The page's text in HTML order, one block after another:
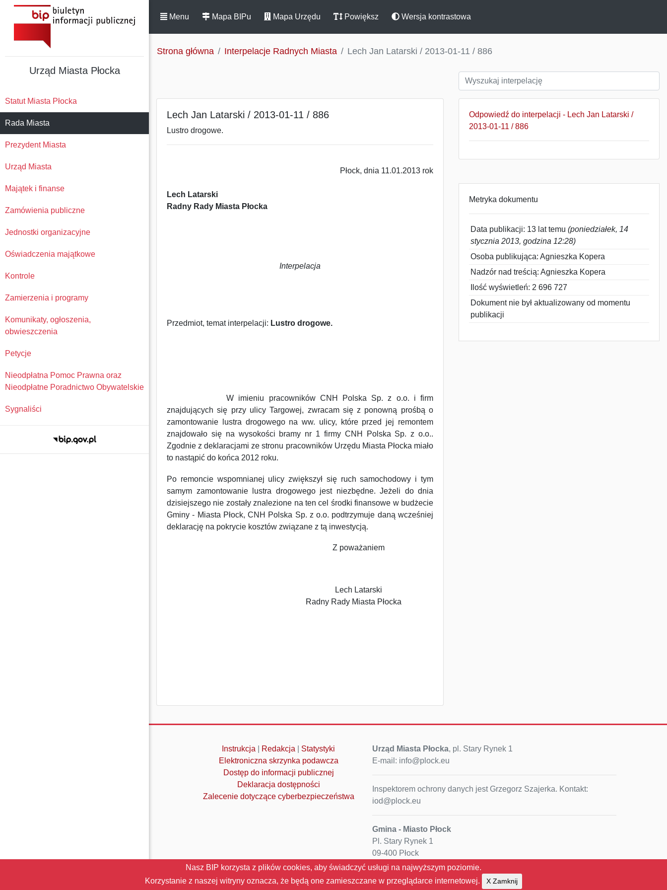
Urząd Miasta Płocka
Statut Miasta Płocka
Rada Miasta
Prezydent Miasta
Urząd Miasta
Majątek i finanse
Zamówienia publiczne
Jednostki organizacyjne
Oświadczenia majątkowe
Kontrole
Zamierzenia i programy
Komunikaty, ogłoszenia,
obwieszczenia
Petycje
Nieodpłatna Pomoc Prawna oraz
Nieodpłatne Poradnictwo Obywatelskie
Sygnaliści
Menu Mapa BIPu Mapa Urzędu Powiększ Wersja kontrastowa
Strona główna Interpelacje Radnych Miasta Lech Jan Latarski / 2013-01-11 / 886
Lech Jan Latarski / 2013-01-11 / 886
Lustro drogowe.
Płock, dnia 11.01.2013 rok
Lech Latarski
Radny Rady Miasta Płocka
Interpelacja
Przedmiot, temat interpelacji: Lustro drogowe.
W imieniu pracowników CNH Polska Sp. z o.o. i firm
znajdujących się przy ulicy Targowej, zwracam się z ponowną prośbą o
zamontowanie lustra drogowego na ww. ulicy, które przed jej remontem
znajdowało się na wysokości bramy nr 1 firmy CNH Polska Sp. z o.o..
Zgodnie z deklaracjami ze stronu pracowników Urzędu Miasta Płocka miało
to nastąpić do końca 2012 roku.
Po remoncie wspomnianej ulicy zwiększył się ruch samochodowy i tym
samym zamontowanie lustra drogowego jest niezbędne. Jeżeli do dnia
dzisiejszego nie zostały znalezione na ten cel środki finansowe w budżecie
Gminy - Miasta Płock, CNH Polska Sp. z o.o. podtrzymuje daną wcześniej
deklarację na pokrycie kosztów związane z tą inwestycją.
Z poważaniem
Lech Latarski
Radny Rady Miasta Płocka
Odpowiedź do interpelacji - Lech Jan Latarski /
2013-01-11 / 886
Metryka dokumentu
Data publikacji: 13 lat temu (poniedziałek, 14
stycznia 2013, godzina 12:28)
Osoba publikująca: Agnieszka Kopera
Nadzór nad treścią: Agnieszka Kopera
Ilość wyświetleń: 2 696 727
Dokument nie był aktualizowany od momentu
publikacji
Instrukcja Redakcja
Statystyki
Elektroniczna skrzynka podawcza
Dostęp do informacji publicznej
Deklaracja dostępności
Zalecenie dotyczące cyberbezpieczeństwa
Urząd Miasta Płocka, pl. Stary Rynek 1
E-mail: info@plock.eu
Inspektorem ochrony danych jest Grzegorz Szajerka. Kontakt:
iod@plock.eu
Gmina - Miasto Płock
Pl. Stary Rynek 1
09-400 Płock
NIP: 774-31-35-712
Regon: 611016086
Nasz BIP korzysta z plików cookies, aby świadczyć usługi na najwyższym poziomie.
Korzystanie z naszej witryny oznacza, że będą one zamieszczane w przeglądarce internetowej.
X Zamknij